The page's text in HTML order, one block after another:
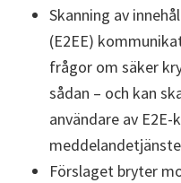
Skanning av
(E2EE)
frågor om säker
sådan – och kan
användare av
Förslaget bryter